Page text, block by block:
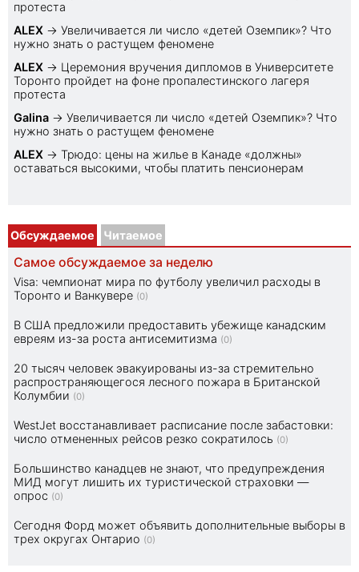
протеста
ALEX → Увеличивается ли число «детей Оземпик»? Что
нужно знать о растущем феномене
ALEX → Церемония вручения дипломов в Университете
Торонто пройдет на фоне пропалестинского лагеря
протеста
Galina → Увеличивается ли число «детей Оземпик»? Что
нужно знать о растущем феномене
ALEX → Трюдо: цены на жилье в Канаде «должны»
оставаться высокими, чтобы платить пенсионерам
Обсуждаемое Читаемое
Самое обсуждаемое за неделю
Visa: чемпионат мира по футболу увеличил расходы в
Торонто и Ванкувере (0)
В США предложили предоставить убежище канадским
евреям из-за роста антисемитизма (0)
20 тысяч человек эвакуированы из-за стремительно
распространяющегося лесного пожара в Британской
Колумбии (0)
WestJet восстанавливает расписание после забастовки:
число отмененных рейсов резко сократилось (0)
Большинство канадцев не знают, что предупреждения
МИД могут лишить их туристической страховки —
опрос (0)
Сегодня Форд может объявить дополнительные выборы в
трех округах Онтарио (0)